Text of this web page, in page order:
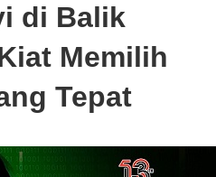
di Balik
Memilih
Tepat